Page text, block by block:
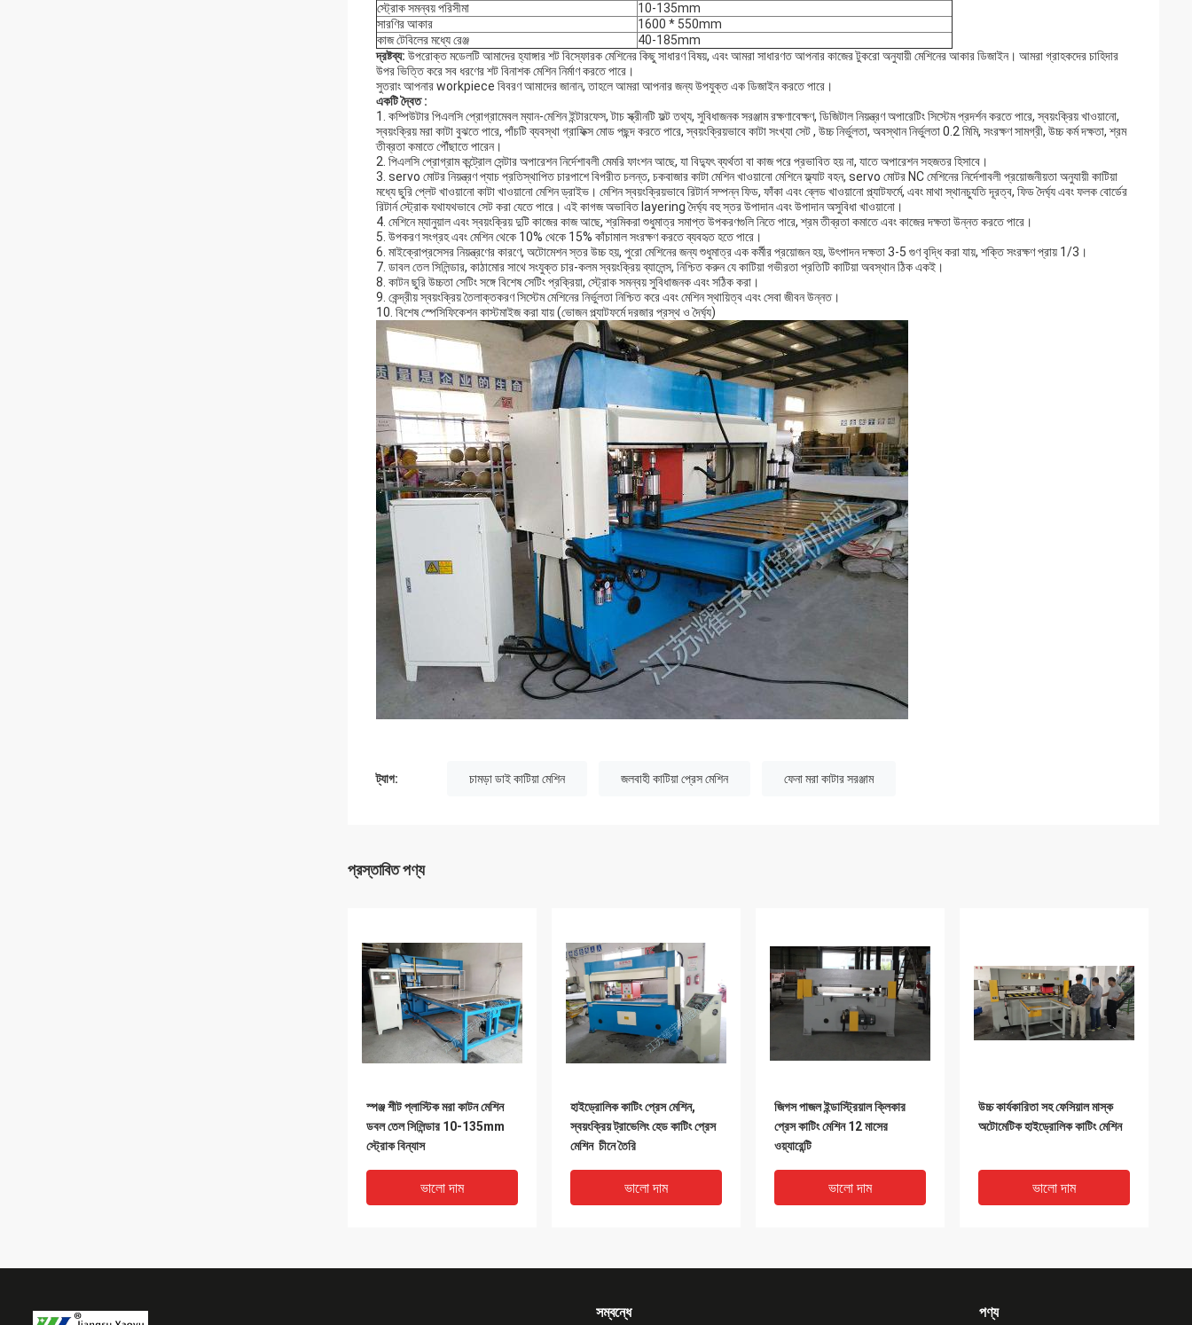
স্ট্রোক সমন্বয় পরিসীমা
10-135mm
সারণির আকার
1600 * 550mm
কাজ টেবিলের মধ্যে রেঞ্জ
40-185mm
দ্রষ্টব্য: উপরোক্ত মডেলটি আমাদের হ্যাঙ্গার শট বিস্ফোরক মেশিনের কিছু সাধারণ বিষয়, এবং আমরা সাধারণত আপনার কাজের টুকরো অনুযায়ী মেশিনের আকার ডিজাইন। আমরা গ্রাহকদের চাহিদার
উপর ভিত্তি করে সব ধরণের শট বিনাশক মেশিন নির্মাণ করতে পারে।
সুতরাং আপনার workpiece বিবরণ আমাদের জানান, তাহলে আমরা আপনার জন্য উপযুক্ত এক ডিজাইন করতে পারে।
একটিদ্বৈত :
1. কম্পিউটার পিএলসি প্রোগ্রামেবল ম্যান-মেশিন ইন্টারফেস, টাচ স্ক্রীনটি ফল্ট তথ্য, সুবিধাজনক সরঞ্জাম রক্ষণাবেক্ষণ, ডিজিটাল নিয়ন্ত্রণ অপারেটিং সিস্টেম প্রদর্শন করতে পারে, স্বয়ংক্রিয় খাওয়ানো,
স্বয়ংক্রিয় মরা কাটা বুঝতে পারে, পাঁচটি ব্যবস্থা গ্রাফিক্স মোড পছন্দ করতে পারে, স্বয়ংক্রিয়ভাবে কাটা সংখ্যা সেট , উচ্চ নির্ভুলতা, অবস্থান নির্ভুলতা 0.2 মিমি, সংরক্ষণ সামগ্রী, উচ্চ কর্ম দক্ষতা, শ্রম
তীব্রতা কমাতে পৌঁছাতে পারেন।
2. পিএলসি প্রোগ্রাম কন্ট্রোল সেন্টার অপারেশন নির্দেশাবলী মেমরি ফাংশন আছে, যা বিদ্যুৎ ব্যর্থতা বা কাজ পরে প্রভাবিত হয় না, যাতে অপারেশন সহজতর হিসাবে।
3. servo মোটর নিয়ন্ত্রণ প্যাচ প্রতিস্থাপিত চারপাশে বিপরীত চলন্ত, চকবাজার কাটা মেশিন খাওয়ানো মেশিনে ফ্ল্যাট বহন, servo মোটর NC মেশিনের নির্দেশাবলী প্রয়োজনীয়তা অনুযায়ী কাটিয়া
মধ্যে ছুরি প্লেট খাওয়ানো কাটা খাওয়ানো মেশিন ড্রাইভ। মেশিন স্বয়ংক্রিয়ভাবে রিটার্ন সম্পন্ন ফিড, ফাঁকা এবং ব্লেড খাওয়ানো প্ল্যাটফর্মে, এবং মাথা স্থানচ্যুতি দূরত্ব, ফিড দৈর্ঘ্য এবং ফলক বোর্ডের
রিটার্ন স্ট্রোক যথাযথভাবে সেট করা যেতে পারে। এই কাগজ অভাবিত layering দৈর্ঘ্য বহু স্তর উপাদান এবং উপাদান অসুবিধা খাওয়ানো।
4. মেশিনে ম্যানুয়াল এবং স্বয়ংক্রিয় দুটি কাজের কাজ আছে, শ্রমিকরা শুধুমাত্র সমাপ্ত উপকরণগুলি নিতে পারে, শ্রম তীব্রতা কমাতে এবং কাজের দক্ষতা উন্নত করতে পারে।
5. উপকরণ সংগ্রহ এবং মেশিন থেকে 10% থেকে 15% কাঁচামাল সংরক্ষণ করতে ব্যবহৃত হতে পারে।
6. মাইক্রোপ্রসেসর নিয়ন্ত্রণের কারণে, অটোমেশন স্তর উচ্চ হয়, পুরো মেশিনের জন্য শুধুমাত্র এক কর্মীর প্রয়োজন হয়, উৎপাদন দক্ষতা 3-5 গুণ বৃদ্ধি করা যায়, শক্তি সংরক্ষণ প্রায় 1/3।
7. ডাবল তেল সিলিন্ডার, কাঠামোর সাথে সংযুক্ত চার-কলম স্বয়ংক্রিয় ব্যালেন্স, নিশ্চিত করুন যে কাটিয়া গভীরতা প্রতিটি কাটিয়া অবস্থান ঠিক একই।
8. কাটন ছুরি উচ্চতা সেটিং সঙ্গে বিশেষ সেটিং প্রক্রিয়া, স্ট্রোক সমন্বয় সুবিধাজনক এবং সঠিক করা।
9. কেন্দ্রীয় স্বয়ংক্রিয় তৈলাক্তকরণ সিস্টেম মেশিনের নির্ভুলতা নিশ্চিত করে এবং মেশিন স্থায়িত্ব এবং সেবা জীবন উন্নত।
10. বিশেষ স্পেসিফিকেশন কাস্টমাইজ করা যায় (ভোজন প্ল্যাটফর্মে দরজার প্রস্থ ও দৈর্ঘ্য)
ট্যাগ: চামড়া ডাই কাটিয়া মেশিন জলবাহী কাটিয়া প্রেস মেশিন ফেনা মরা কাটার সরঞ্জাম
প্রস্তাবিত পণ্য
স্পঞ্জ শীট প্লাস্টিক মরা কাটন মেশিন
ডবল তেল সিলিন্ডার 10-135mm
স্ট্রোক বিন্যাস
ভালো দাম
হাইড্রোলিক কাটিং প্রেস মেশিন,
স্বয়ংক্রিয় ট্রাভেলিং হেড কাটিং প্রেস
মেশিন চীনে তৈরি
ভালো দাম
জিগস পাজল ইন্ডাস্ট্রিয়াল ক্লিকার
প্রেস কাটিং মেশিন 12 মাসের
ওয়্যারেন্টি
ভালো দাম
উচ্চ কার্যকারিতা সহ ফেসিয়াল মাস্ক
অটোমেটিক হাইড্রোলিক কাটিং মেশিন
ভালো দাম
সম্বন্ধে পণ্য